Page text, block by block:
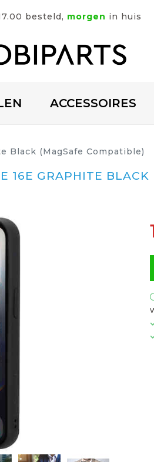
besteld, morgen in huis
ACCESSOIRES
Black (MagSafe Compatible)
16E GRAPHITE